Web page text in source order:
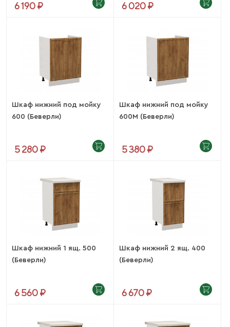
6 190 ₽ 6 020 ₽
Шкаф нижний под мойку
600 (Беверли)
5 280 ₽
Шкаф нижний под мойку
600М (Беверли)
5 380 ₽
Шкаф нижний 1 ящ. 500
(Беверли)
6 560 ₽
Шкаф нижний 2 ящ. 400
(Беверли)
6 670 ₽